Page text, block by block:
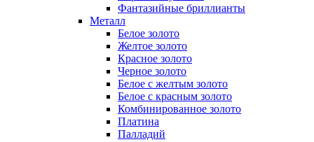
Фантазийные бриллианты
Металл
Белое золото
Желтое золото
Красное золото
Черное золото
Белое с желтым золото
Белое с красным золото
Комбинированное золото
Платина
Палладий